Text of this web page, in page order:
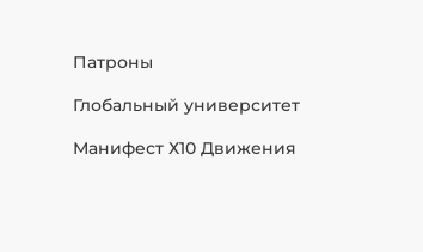
Патроны
Глобальный университет
Манифест Х10 Движения